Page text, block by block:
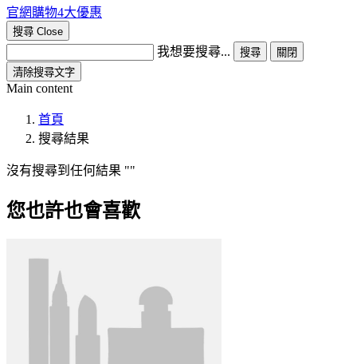
官網購物4大優惠
搜尋 Close
我想要搜尋... 搜尋
關閉
清除搜尋文字
Main content
首頁
搜尋結果
沒有搜尋到任何結果
您也許也會喜歡